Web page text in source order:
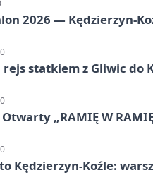
2026 — Kędzierzyn-
statkiem z Gliwic do
„RAMIĘ W
Kędzierzyn-Koźle: